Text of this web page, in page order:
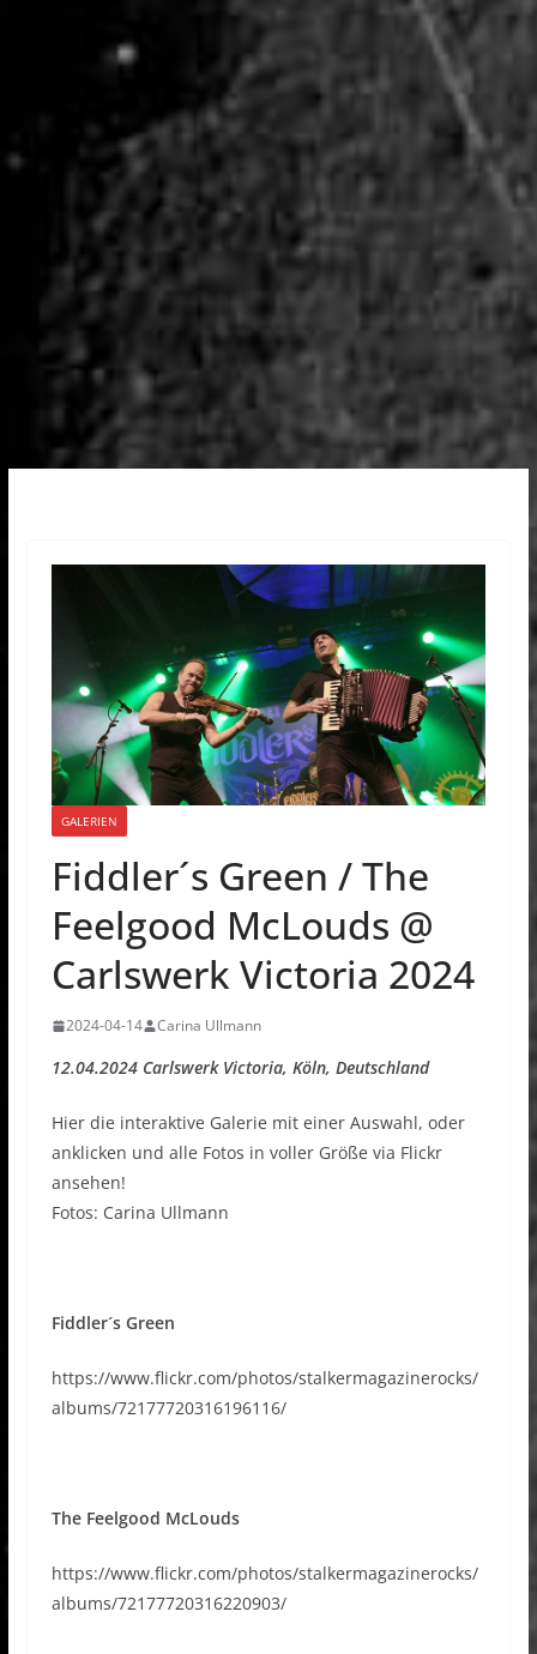
GALERIEN
Fiddler´s Green / The
Feelgood McLouds @
Carlswerk Victoria 2024
2024-04-14 Carina Ullmann
12.04.2024 Carlswerk Victoria, Köln, Deutschland
Hier die interaktive Galerie mit einer Auswahl, oder
anklicken und alle Fotos in voller Größe via Flickr
ansehen!
Fotos: Carina Ullmann
Fiddler´s Green
https://www.flickr.com/photos/stalkermagazinerocks/
albums/72177720316196116/
The Feelgood McLouds
https://www.flickr.com/photos/stalkermagazinerocks/
albums/72177720316220903/